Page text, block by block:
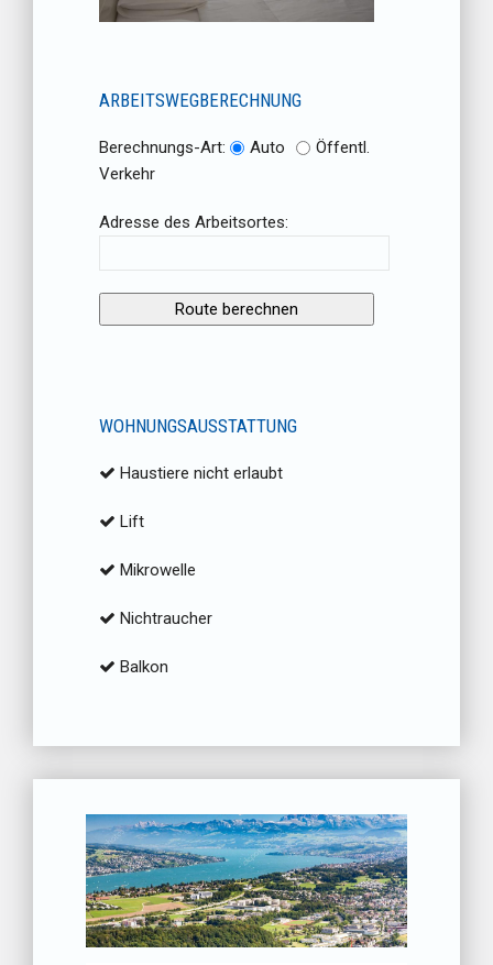
ARBEITSWEGBERECHNUNG
Berechnungs-Art: Auto
Öffentl.
Verkehr
Adresse des Arbeitsortes:
WOHNUNGSAUSSTATTUNG
Haustiere nicht erlaubt
Lift
Mikrowelle
Nichtraucher
Balkon